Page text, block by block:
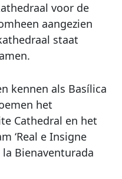
voor de
aangezien
staat
kennen als Basílica
het
Cathedral en het
‘Real e Insigne
Bienaventurada